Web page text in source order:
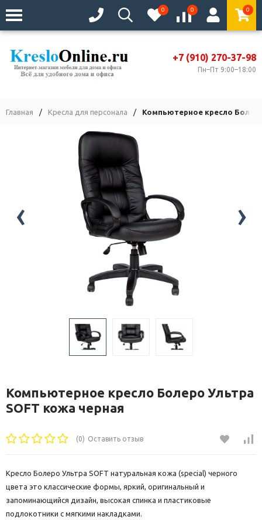
0 0 0
+7 (910) 270-37-98
Пн–Пт 9:00–18:00
Главная / Кресла для персонала / Компьютерное кресло
‹ ›
Компьютерное кресло Болеро Ультра
SOFT кожа черная
(0) Оставить отзыв
Кресло Болеро Ультра SOFT натуральная кожа (special) черного
цвета это классические формы, яркий, оригинальный и
запоминающийся дизайн, высокая спинка и пластиковые
подлокотники с мягкими накладками.